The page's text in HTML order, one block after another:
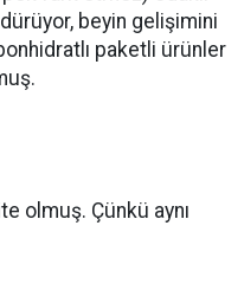
beyin gelişimini
paketli ürünler
olmuş. Çünkü aynı